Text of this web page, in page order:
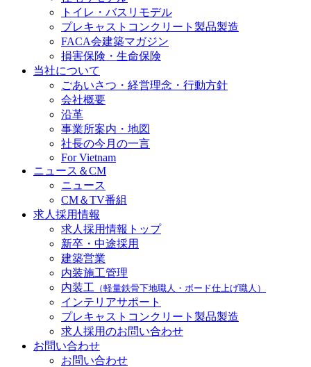
トイレ・バスリモデル
プレキャストコンクリート製品製造
FACA会建築マガジン
損害保険・生命保険
当社について
ごあいさつ・経営理念・行動方針
会社概要
沿革
事業所案内・地図
社長の今月の一言
For Vietnam
ニュース＆CM
ニュース
CM＆TV番組
求人採用情報
求人採用情報トップ
新卒・中途採用
建築営業
内装施工管理
内装工 （軽量鉄骨下地職人・ボード仕上げ職人）
インテリアサポート
プレキャストコンクリート製品製造
求人採用のお問い合わせ
お問い合わせ
お問い合わせ